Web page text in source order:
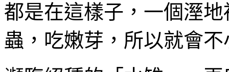
都是在這樣子，一個溼
蟲，吃嫩芽，所以就會